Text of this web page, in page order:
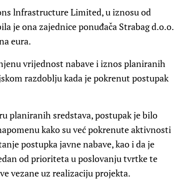
lnfrastructure Limited, u iznosu od
je ona zajednice ponuđača Strabag d.o.o.
eura.
vrijednost nabave i iznos planiranih
razdoblju kada je pokrenut postupak
planiranih sredstava, postupak je bilo
kako su već pokrenute aktivnosti
postupka javne nabave, kao i da je
od prioriteta u poslovanju tvrtke te
vezane uz realizaciju projekta.